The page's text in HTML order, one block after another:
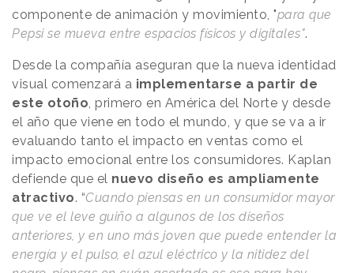
componente de animación y movimiento, "para que
Pepsi se mueva entre espacios físicos y digitales".
Desde la compañía aseguran que la nueva identidad
visual comenzará a implementarse a partir de
este otoño , primero en América del Norte y desde
el año que viene en todo el mundo, y que se va a ir
evaluando tanto el impacto en ventas como el
impacto emocional entre los consumidores. Kaplan
defiende que el nuevo diseño es ampliamente
atractivo. “Cuando piensas en un consumidor mayor
que ve el leve guiño a algunos de los diseños
anteriores, y en uno más joven que puede entender la
energía y el pulso, el azul eléctrico y la nitidez del